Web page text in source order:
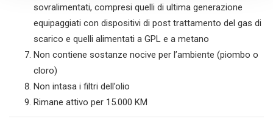
sovralimentati, compresi quelli di ultima generazione
equipaggiati con dispositivi di post trattamento del gas di
scarico e quelli alimentati a GPL e a metano
Non contiene sostanze nocive per l’ambiente (piombo o
cloro)
Non intasa i filtri dell’olio
Rimane attivo per 15.000 KM